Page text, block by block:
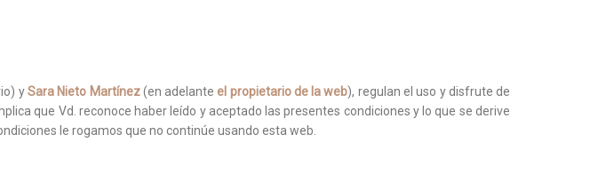
ySara Nieto Martínez(en adelanteel propietario de la web), regulan el uso y disfrute de
que Vd. reconoce haber leído y aceptado las presentes condiciones y lo que se derive
le rogamos que no continúe usando esta web.